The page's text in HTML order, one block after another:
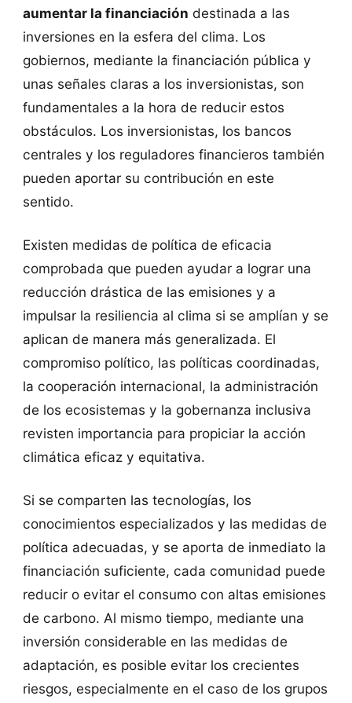
aumentar la financiación destinada a las
inversiones en la esfera del clima. Los
gobiernos, mediante la financiación pública y
unas señales claras a los inversionistas, son
fundamentales a la hora de reducir estos
obstáculos. Los inversionistas, los bancos
centrales y los reguladores financieros también
pueden aportar su contribución en este
sentido.
Existen medidas de política de eficacia
comprobada que pueden ayudar a lograr una
reducción drástica de las emisiones y a
impulsar la resiliencia al clima si se amplían y se
aplican de manera más generalizada. El
compromiso político, las políticas coordinadas,
la cooperación internacional, la administración
de los ecosistemas y la gobernanza inclusiva
revisten importancia para propiciar la acción
climática eficaz y equitativa.
Si se comparten las tecnologías, los
conocimientos especializados y las medidas de
política adecuadas, y se aporta de inmediato la
financiación suficiente, cada comunidad puede
reducir o evitar el consumo con altas emisiones
de carbono. Al mismo tiempo, mediante una
inversión considerable en las medidas de
adaptación, es posible evitar los crecientes
riesgos, especialmente en el caso de los grupos